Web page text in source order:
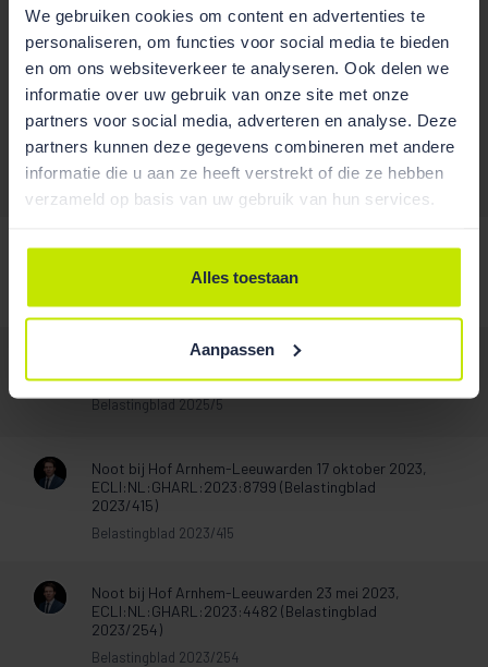
We gebruiken cookies om content en advertenties te
personaliseren, om functies voor social media te bieden
en om ons websiteverkeer te analyseren. Ook delen we
informatie over uw gebruik van onze site met onze
partners voor social media, adverteren en analyse. Deze
partners kunnen deze gegevens combineren met andere
informatie die u aan ze heeft verstrekt of die ze hebben
verzameld op basis van uw gebruik van hun services.
Alles toestaan
Aanpassen
Publicaties
/
Noot bij Hof Arnhem-Leeuwarden 14 februari 2023,
Noot bij Hof Arnhem-Leeuwarden 15 oktober 2024,
ECLI:NL:GHARL:2024:6423 (Belastingblad 2025/5)
Belastingblad 2025/5
Noot bij Hof Arnhem-Leeuwarden 17 oktober 2023,
ECLI:NL:GHARL:2023:8799 (Belastingblad
2023/415)
Belastingblad 2023/415
Noot bij Hof Arnhem-Leeuwarden 23 mei 2023,
ECLI:NL:GHARL:2023:4482 (Belastingblad
2023/254)
Belastingblad 2023/254